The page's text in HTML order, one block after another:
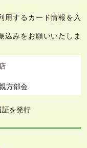
用するカード情報を入
みをお願いいたしま
方部会
証を発行